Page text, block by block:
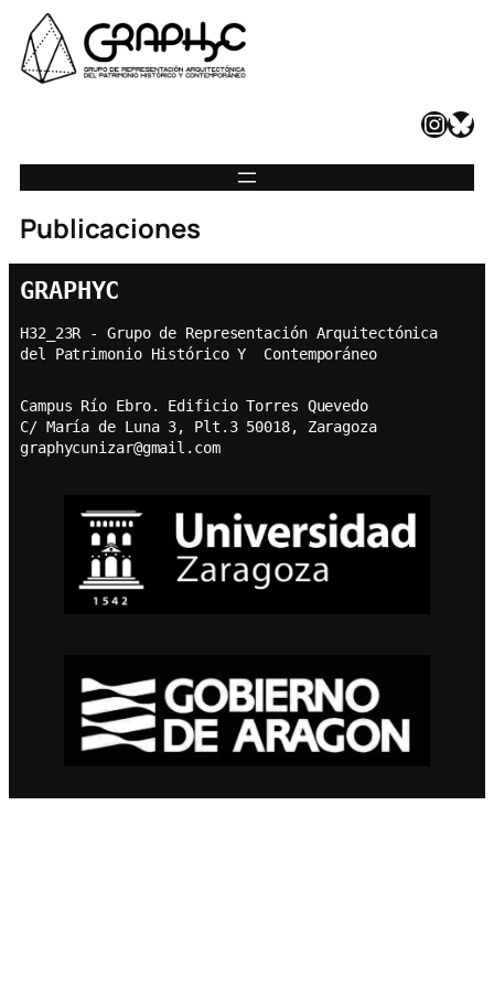
InstagramBluesky
Publicaciones
GRAPHYC
H32_23R - Grupo de Representación Arquitectónica
del Patrimonio Histórico Y  Contemporáneo
Campus Río Ebro. Edificio Torres Quevedo
C/ María de Luna 3, Plt.3 50018, Zaragoza
graphycunizar@gmail.com